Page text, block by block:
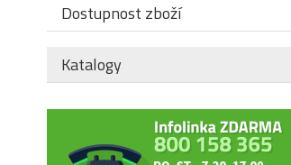
Dostupnost zboží
Katalogy